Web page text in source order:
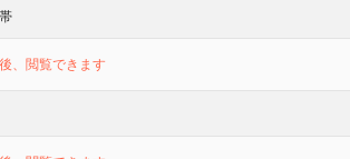
、閲覧できます